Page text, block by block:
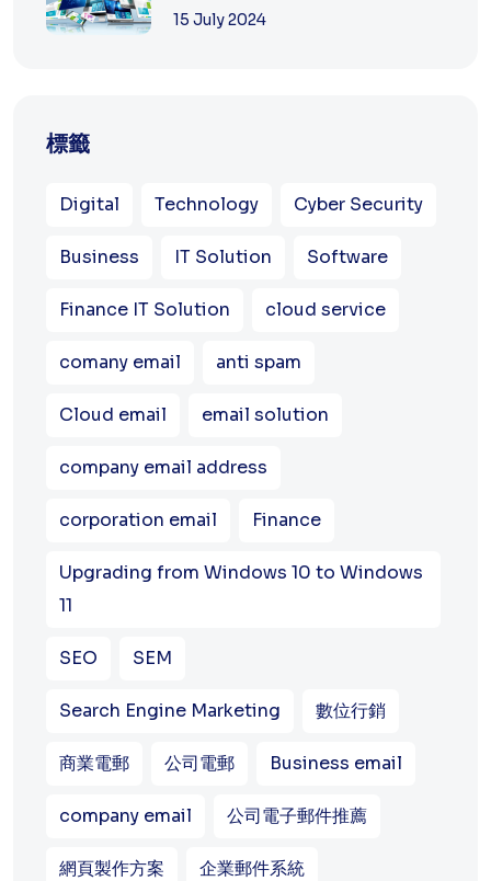
15 July 2024
標籤
Digital Technology Cyber Security
Business IT Solution Software
Finance IT Solution cloud service
comany email anti spam
Cloud email email solution
company email address
corporation email Finance
Upgrading from Windows 10 to Windows
11
SEO SEM
Search Engine Marketing 數位行銷
商業電郵 公司電郵 Business email
company email 公司電子郵件推薦
網頁製作方案 企業郵件系統